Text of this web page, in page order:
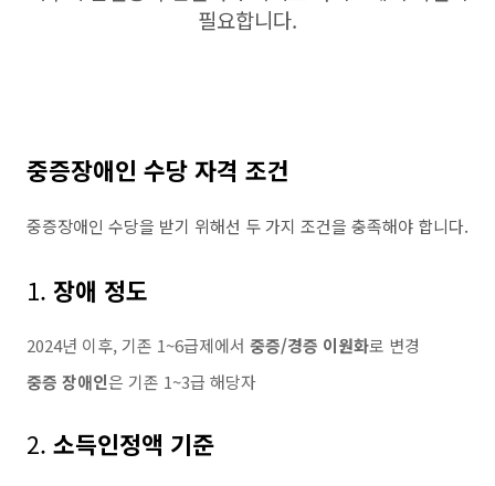
필요합니다.
중증장애인 수당 자격 조건
중증장애인 수당을 받기 위해선 두 가지 조건을 충족해야 합니다.
1. 장애 정도
2024년 이후, 기존 1~6급제에서 중증/경증 이원화로 변경
중증 장애인은 기존 1~3급 해당자
2. 소득인정액 기준